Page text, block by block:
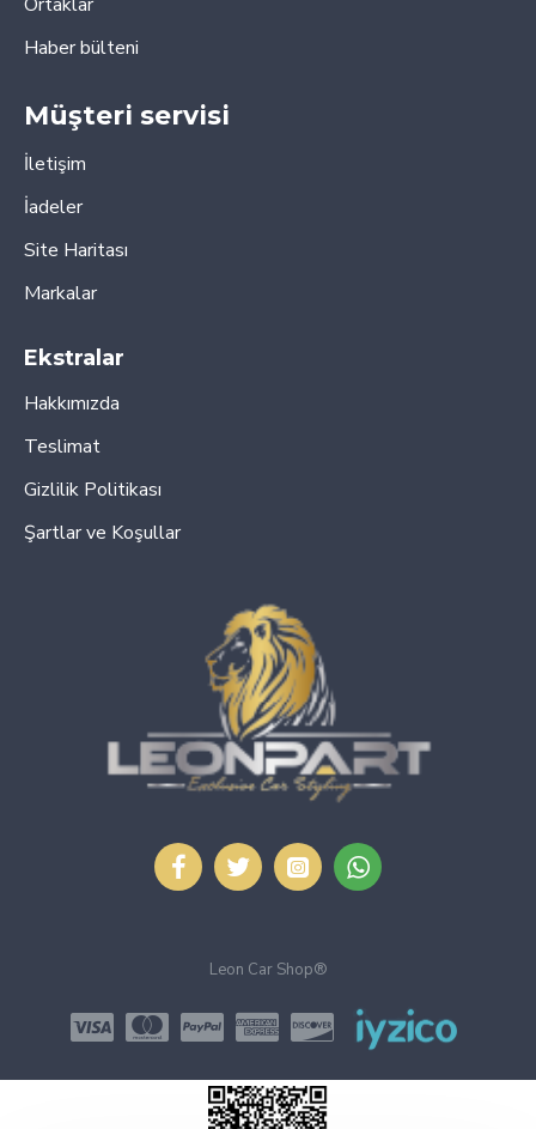
Haber bülteni
Müşteri servisi
İletişim
İadeler
Site Haritası
Markalar
Ekstralar
Hakkımızda
Teslimat
Gizlilik Politikası
Şartlar ve Koşullar
Leon Car Shop®